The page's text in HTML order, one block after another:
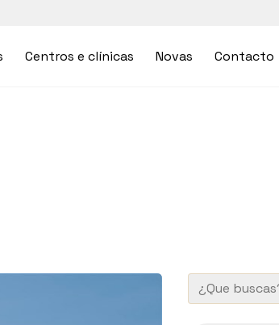
Centros e clínicas Novas Contacto